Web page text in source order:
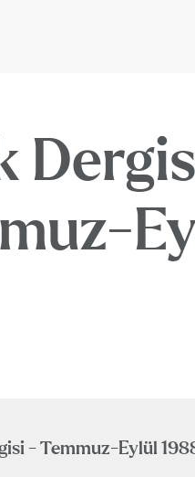
- Temmuz-Eylül